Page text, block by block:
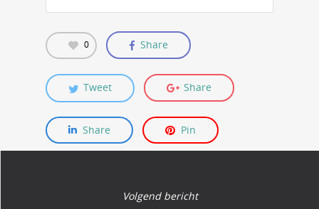
0 Share
Tweet Share
Share Pin
Volgend bericht